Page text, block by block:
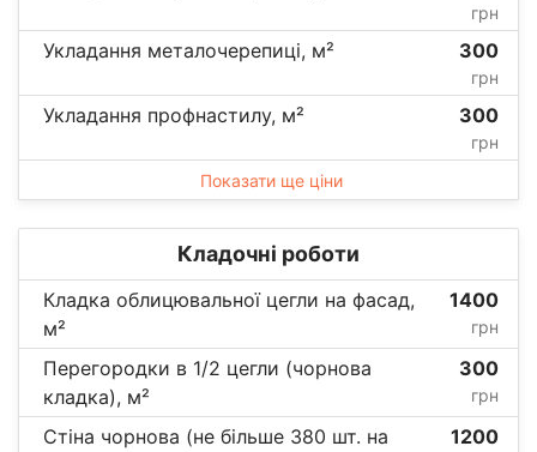
грн
Укладання металочерепиці, м² 300
грн
Укладання профнастилу, м² 300
грн
Показати ще ціни
Кладочні роботи
Кладка облицювальної цегли на фасад,
м²
1400
грн
Перегородки в 1/2 цегли (чорнова
кладка), м²
300
грн
Стіна чорнова (не більше 380 шт. на
1200